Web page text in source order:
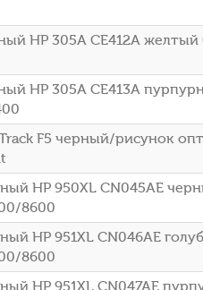
HP 305A CE412A желтый
HP 305A CE413A
F5 черный/рисунок
HP 950XL CN045AE
8600
HP 951XL CN046AE
8600
HP 951XL CN047AE